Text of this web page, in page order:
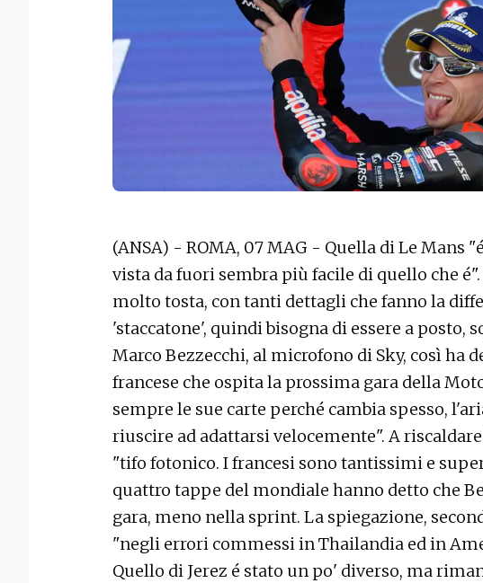
(ANSA) - ROMA, 07 MAG - Quella di Le Mans
vista da fuori sembra più facile di quello che
molto tosta, con tanti dettagli che fanno la
'staccatone', quindi bisogna di essere a posto,
Marco Bezzecchi, al microfono di Sky, così ha
francese che ospita la prossima gara della
sempre le sue carte perché cambia spesso,
riuscire ad adattarsi velocemente". A
"tifo fotonico. I francesi sono tantissimi e
quattro tappe del mondiale hanno detto che
gara, meno nella sprint. La spiegazione,
"negli errori commessi in Thailandia ed in
Quello di Jerez é stato un po' diverso, ma